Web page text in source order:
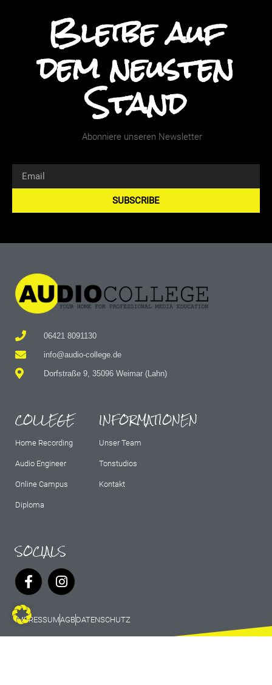
Bleibe auf
dem neusten
Stand
Abonniere unseren Newsletter
SUBSCRIBE
06421 8091130
info@audio-college.de
Dorfstraße 9, 35096 Weimar (Lahn)
COLLEGE
Home Recording
Audio Engineer
Online Campus
Diploma
INFORMATIONEN
Unser Team
Tonstudios
Kontakt
SOCIALS
IMPRESSUMAGBDATENSCHUTZ